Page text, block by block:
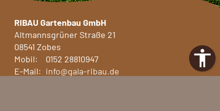
RIBAU Gartenbau GmbH
Altmannsgrüner Straße 21
08541 Zobes
Mobil:
0152 28810947
E-Mail: info@gala-ribau.de